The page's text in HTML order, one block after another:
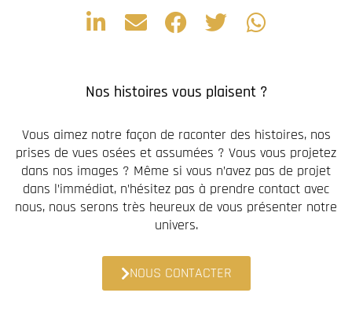
Nos histoires vous plaisent ?
Vous aimez notre façon de raconter des histoires, nos
prises de vues osées et assumées ? Vous vous projetez
dans nos images ? Même si vous n’avez pas de projet
dans l’immédiat, n’hésitez pas à prendre contact avec
nous, nous serons très heureux de vous présenter notre
univers.
NOUS CONTACTER